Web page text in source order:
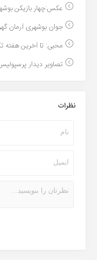
عکس:چهار بازیکن
جوان بوشهری آرمان
محبی: تا آخرین
تصاویر دیدار
نظرات